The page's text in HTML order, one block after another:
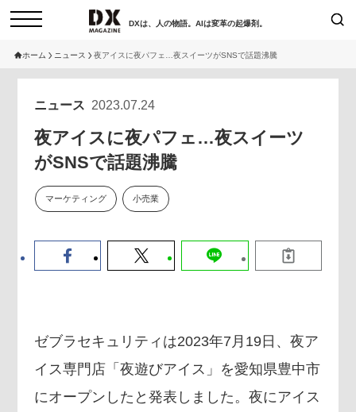
DXは、人の物語。AIは変革の起爆剤。
セミナー
サービスメニュー 日本オムニチャネル協会
トップページ
特集
サイトマップ
お問い合わせ
検索
現在開催予定のセミナー
ト時代、日本企業は何から始める
べきか。〜シリコンバレーAX最
セミナー
【8/12開催】「イノベーションを
数値化する」～投資される事業の
学ぶ資金調達・巻き込みのリアル
ホーム ニュース 夜アイスに夜パフェ…夜スイーツがSNSで話題沸騰
ニュース 2023.07.24
夜アイスに夜パフェ…夜スイーツ
がSNSで話題沸騰
マーケティング 小売業
ゼブラセキュリティは2023年7月19日、夜ア
イス専門店「夜遊びアイス」を愛知県豊中市
にオープンしたと発表しました。夜にアイス